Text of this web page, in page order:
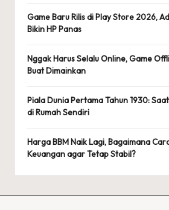
Game Baru Rilis di Play Store 2026,
Bikin HP Panas
Nggak Harus Selalu Online, Game
Buat Dimainkan
Piala Dunia Pertama Tahun 1930:
di Rumah Sendiri
Harga BBM Naik Lagi, Bagaimana
Keuangan agar Tetap Stabil?